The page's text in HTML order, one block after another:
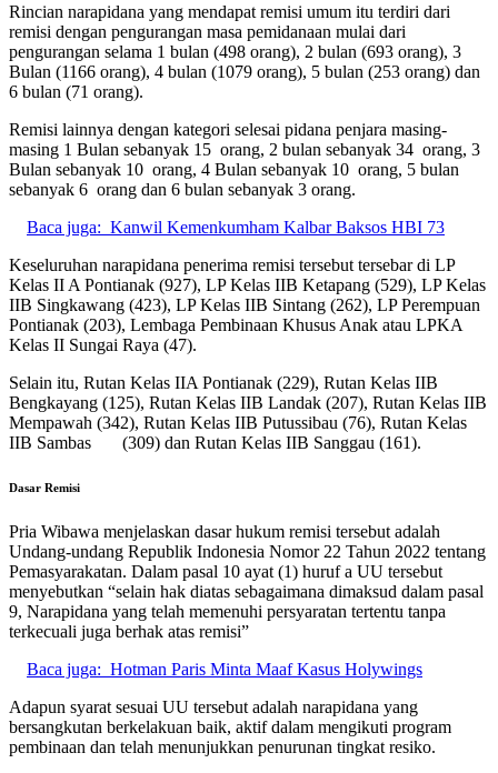
Rincian narapidana yang mendapat remisi umum itu terdiri dari
remisi dengan pengurangan masa pemidanaan mulai dari
pengurangan selama 1 bulan (498 orang), 2 bulan (693 orang), 3
Bulan (1166 orang), 4 bulan (1079 orang), 5 bulan (253 orang) dan
6 bulan (71 orang).
Remisi lainnya dengan kategori selesai pidana penjara masing-
masing 1 Bulan sebanyak 15 orang, 2 bulan sebanyak 34 orang, 3
Bulan sebanyak 10 orang, 4 Bulan sebanyak 10 orang, 5 bulan
sebanyak 6 orang dan 6 bulan sebanyak 3 orang.
Baca juga: Kanwil Kemenkumham Kalbar Baksos HBI 73
Keseluruhan narapidana penerima remisi tersebut tersebar di LP
Kelas II A Pontianak (927), LP Kelas IIB Ketapang (529), LP Kelas
IIB Singkawang (423), LP Kelas IIB Sintang (262), LP Perempuan
Pontianak (203), Lembaga Pembinaan Khusus Anak atau LPKA
Kelas II Sungai Raya (47).
Selain itu, Rutan Kelas IIA Pontianak (229), Rutan Kelas IIB
Bengkayang (125), Rutan Kelas IIB Landak (207), Rutan Kelas IIB
Mempawah (342), Rutan Kelas IIB Putussibau (76), Rutan Kelas
IIB Sambas (309) dan Rutan Kelas IIB Sanggau (161).
Dasar Remisi
Pria Wibawa menjelaskan dasar hukum remisi tersebut adalah
Undang-undang Republik Indonesia Nomor 22 Tahun 2022 tentang
Pemasyarakatan. Dalam pasal 10 ayat (1) huruf a UU tersebut
menyebutkan “selain hak diatas sebagaimana dimaksud dalam pasal
9, Narapidana yang telah memenuhi persyaratan tertentu tanpa
terkecuali juga berhak atas remisi”
Baca juga: Hotman Paris Minta Maaf Kasus Holywings
Adapun syarat sesuai UU tersebut adalah narapidana yang
bersangkutan berkelakuan baik, aktif dalam mengikuti program
pembinaan dan telah menunjukkan penurunan tingkat resiko.